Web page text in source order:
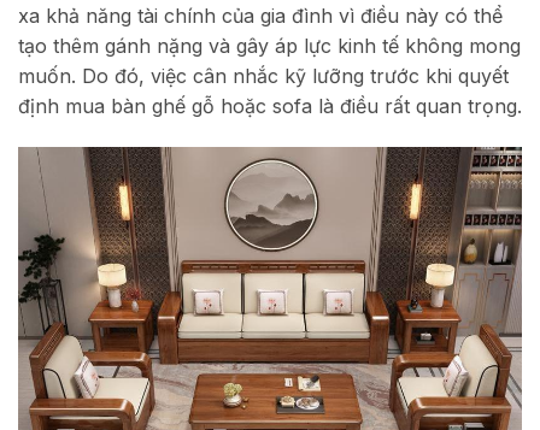
xa khả năng tài chính của gia đình vì điều này có thể
tạo thêm gánh nặng và gây áp lực kinh tế không mong
muốn. Do đó, việc cân nhắc kỹ lưỡng trước khi quyết
định mua bàn ghế gỗ hoặc sofa là điều rất quan trọng.